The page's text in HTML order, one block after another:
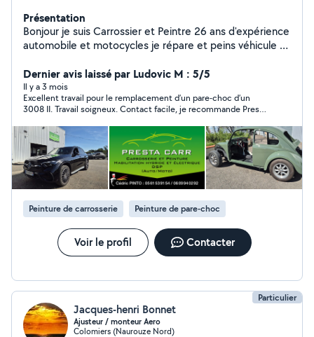
Présentation
Bonjour je suis Carrossier et Peintre 26 ans d'expérience
automobile et motocycles je répare et peins véhicule et
remplacement d'éléments de carrosserie, DSP,
débosselage sans peinture, dégrêlage. j'adore la moto
et les peindre Changement pare brise
Dernier avis laissé par Ludovic M : 5/5
Il y a 3 mois
Excellent travail pour le remplacement d’un pare-choc d’un
3008 II. Travail soigneux. Contact facile, je recommande Presta
Peinture de carrosserie Peinture de pare-choc
Voir le profil Contacter
Particulier
Jacques-henri Bonnet
Ajusteur / monteur Aero
Colomiers (Naurouze Nord)